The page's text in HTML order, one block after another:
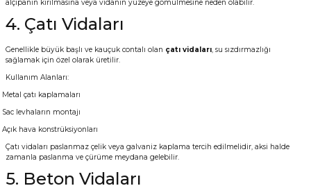
alçıpanın kırılmasına veya vidanın yüzeye gömülmesine neden olabilir.
4. Çatı Vidaları
Genellikle büyük başlı ve kauçuk contalı olan çatı vidaları, su sızdırmazlığı
sağlamak için özel olarak üretilir.
Kullanım Alanları:
Metal çatı kaplamaları
Sac levhaların montajı
Açık hava konstrüksiyonları
Çatı vidaları paslanmaz çelik veya galvaniz kaplama tercih edilmelidir, aksi halde
zamanla paslanma ve çürüme meydana gelebilir.
5. Beton Vidaları